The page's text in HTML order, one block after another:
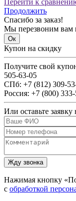
Перейти к
Продолжить
Спасибо за заказ!
Мы перезвоним вам
Купон на скидку
Получите свой
505-63-05
СПб: +7 (812) 309-
Россия: +7 (800)
Или оставьте
Нажимая кнопку
с обработкой